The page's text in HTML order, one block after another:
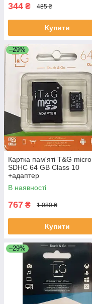
344 ₴ 485 ₴
Купити
–29%
Картка пам'яті T&G micro
SDHC 64 GB Class 10
+адаптер
В наявності
767 ₴ 1 080 ₴
Купити
–29%